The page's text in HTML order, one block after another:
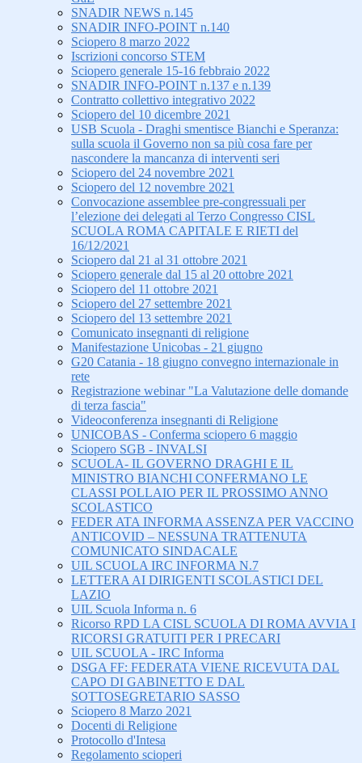
SNADIR NEWS n.145
SNADIR INFO-POINT n.140
Sciopero 8 marzo 2022
Iscrizioni concorso STEM
Sciopero generale 15-16 febbraio 2022
SNADIR INFO-POINT n.137 e n.139
Contratto collettivo integrativo 2022
Sciopero del 10 dicembre 2021
USB Scuola - Draghi smentisce Bianchi e Speranza:
sulla scuola il Governo non sa più cosa fare per
nascondere la mancanza di interventi seri
Sciopero del 24 novembre 2021
Sciopero del 12 novembre 2021
Convocazione assemblee pre-congressuali per
l’elezione dei delegati al Terzo Congresso CISL
SCUOLA ROMA CAPITALE E RIETI del
16/12/2021
Sciopero dal 21 al 31 ottobre 2021
Sciopero generale dal 15 al 20 ottobre 2021
Sciopero del 11 ottobre 2021
Sciopero del 27 settembre 2021
Sciopero del 13 settembre 2021
Comunicato insegnanti di religione
Manifestazione Unicobas - 21 giugno
G20 Catania - 18 giugno convegno internazionale in
rete
Registrazione webinar "La Valutazione delle domande
di terza fascia"
Videoconferenza insegnanti di Religione
UNICOBAS - Conferma sciopero 6 maggio
Sciopero SGB - INVALSI
SCUOLA- IL GOVERNO DRAGHI E IL
MINISTRO BIANCHI CONFERMANO LE
CLASSI POLLAIO PER IL PROSSIMO ANNO
SCOLASTICO
FEDER ATA INFORMA ASSENZA PER VACCINO
ANTICOVID – NESSUNA TRATTENUTA
COMUNICATO SINDACALE
UIL SCUOLA IRC INFORMA N.7
LETTERA AI DIRIGENTI SCOLASTICI DEL
LAZIO
UIL Scuola Informa n. 6
Ricorso RPD LA CISL SCUOLA DI ROMA AVVIA I
RICORSI GRATUITI PER I PRECARI
UIL SCUOLA - IRC Informa
DSGA FF: FEDERATA VIENE RICEVUTA DAL
CAPO DI GABINETTO E DAL
SOTTOSEGRETARIO SASSO
Sciopero 8 Marzo 2021
Docenti di Religione
Protocollo d'Intesa
Regolamento scioperi